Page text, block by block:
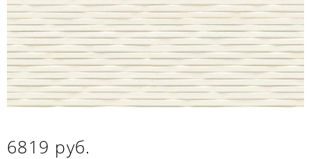
6819 руб.